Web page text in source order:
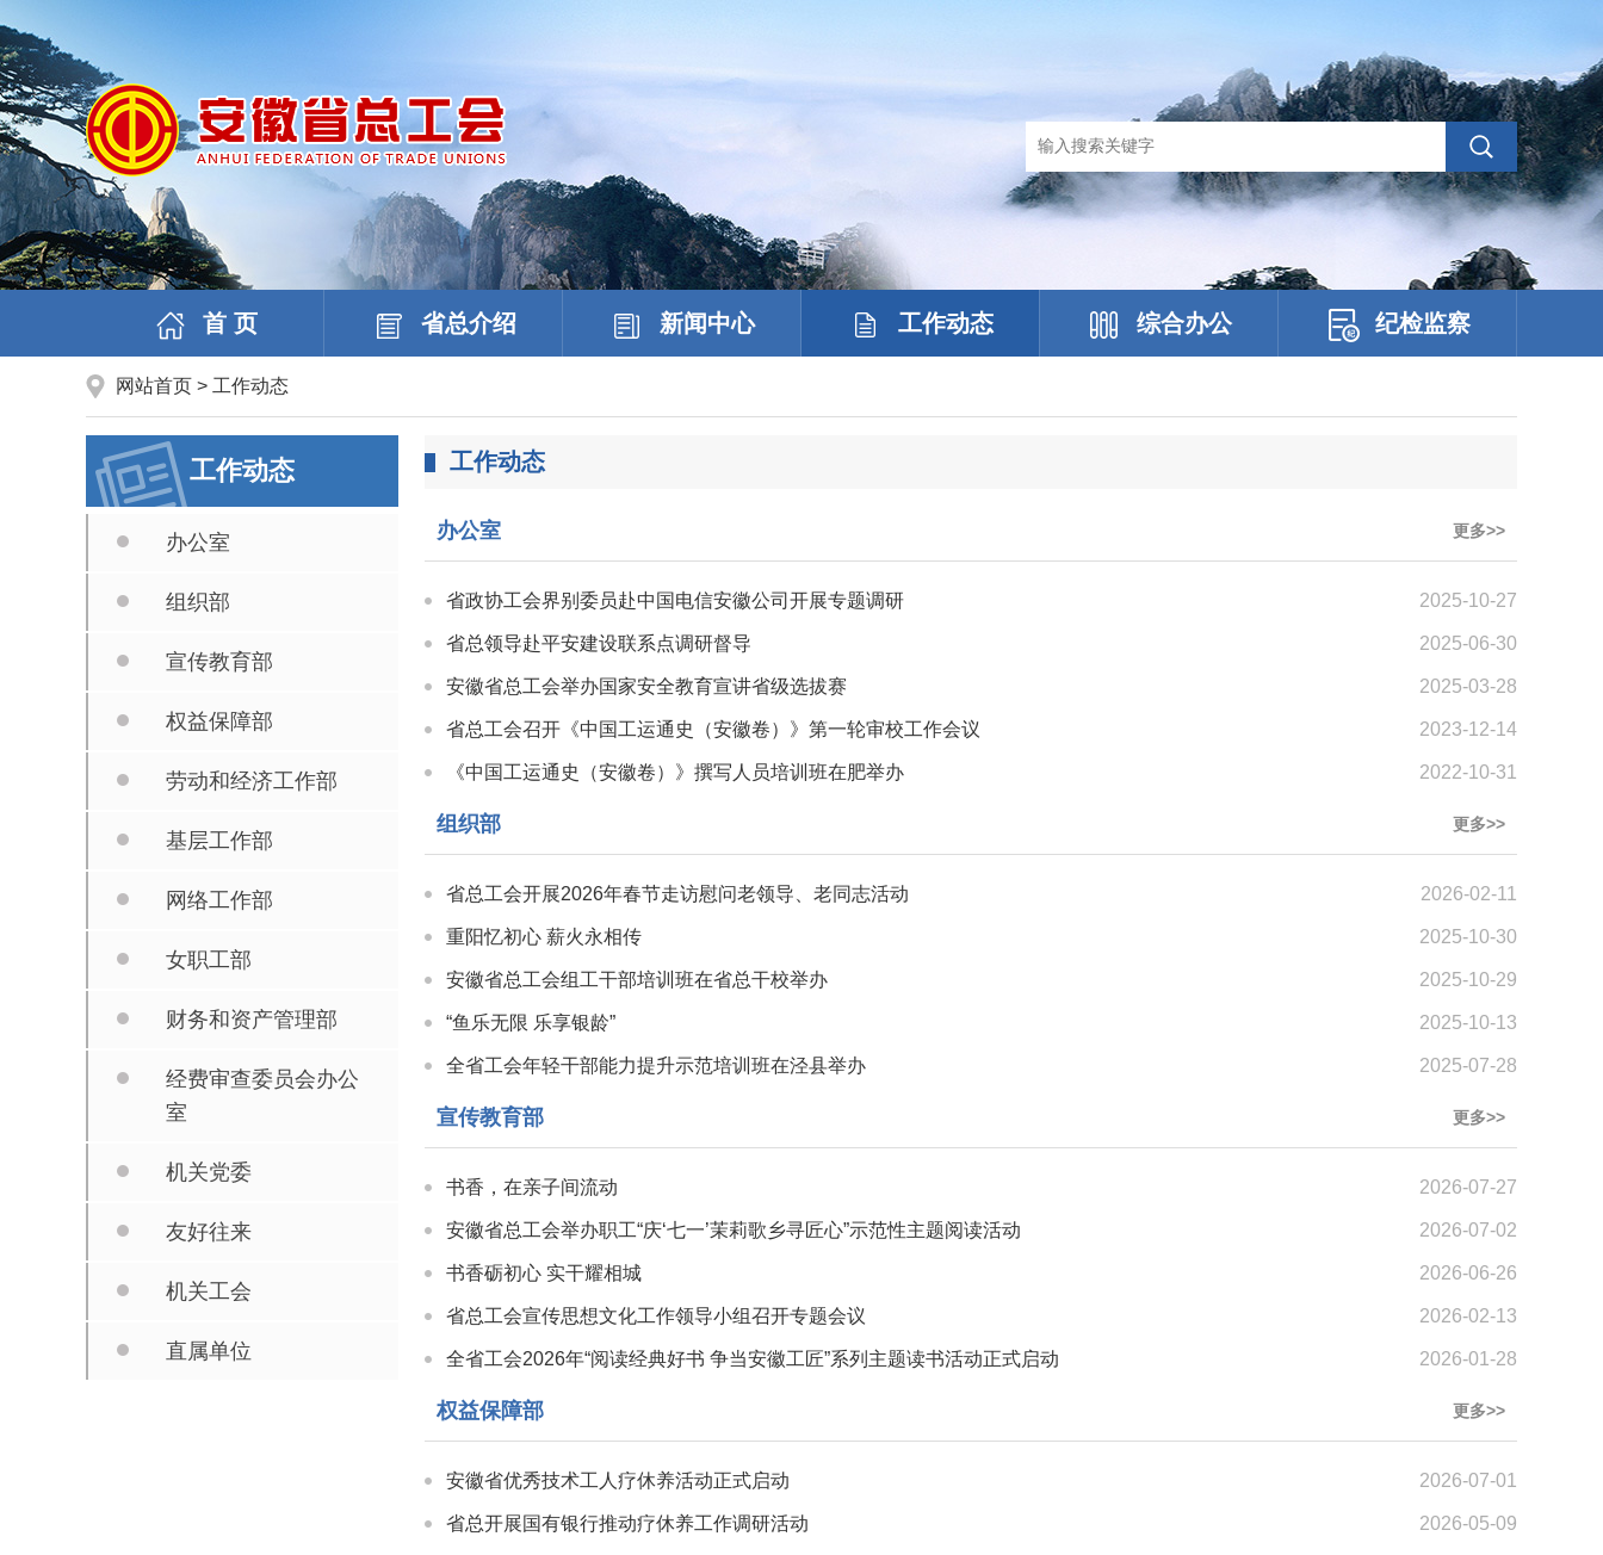
首 页 省总介绍 新闻中心 工作动态 综合办公 纪检监察
网站首页 > 工作动态
工作动态
办公室
组织部
宣传教育部
权益保障部
劳动和经济工作部
基层工作部
网络工作部
女职工部
财务和资产管理部
经费审查委员会办公
室
机关党委
友好往来
机关工会
直属单位
工作动态
更多>>
办公室
2025-10-27
省政协工会界别委员赴中国电信安徽公司开展专题调研
2025-06-30
省总领导赴平安建设联系点调研督导
2025-03-28
安徽省总工会举办国家安全教育宣讲省级选拔赛
2023-12-14
省总工会召开《中国工运通史（安徽卷）》第一轮审校工作会议
2022-10-31
《中国工运通史（安徽卷）》撰写人员培训班在肥举办
更多>>
组织部
2026-02-11
省总工会开展2026年春节走访慰问老领导、老同志活动
2025-10-30
重阳忆初心 薪火永相传
2025-10-29
安徽省总工会组工干部培训班在省总干校举办
2025-10-13
“鱼乐无限 乐享银龄”
2025-07-28
全省工会年轻干部能力提升示范培训班在泾县举办
更多>>
宣传教育部
2026-07-27
书香，在亲子间流动
2026-07-02
安徽省总工会举办职工“庆‘七一’茉莉歌乡寻匠心”示范性主题阅读活动
2026-06-26
书香砺初心 实干耀相城
2026-02-13
省总工会宣传思想文化工作领导小组召开专题会议
2026-01-28
全省工会2026年“阅读经典好书 争当安徽工匠”系列主题读书活动正式启动
更多>>
权益保障部
2026-07-01
安徽省优秀技术工人疗休养活动正式启动
2026-05-09
省总开展国有银行推动疗休养工作调研活动